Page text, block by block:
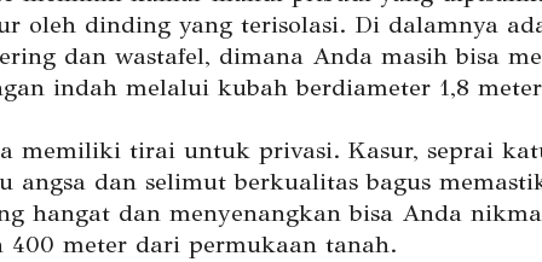
oleh dinding yang terisolasi. Di dalamnya
dan wastafel, dimana Anda masih bisa
indah melalui kubah berdiameter 1,8
memiliki tirai untuk privasi. Kasur, seprai
angsa dan selimut berkualitas bagus
hangat dan menyenangkan bisa Anda
400 meter dari permukaan tanah.